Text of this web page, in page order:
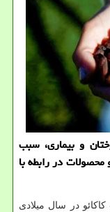
و بیماری، سبب
در رابطه با
در سال میلادی